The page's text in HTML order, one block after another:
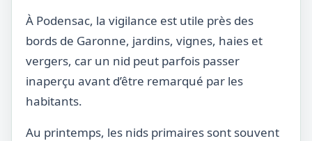
À Podensac, la vigilance est utile près des
bords de Garonne, jardins, vignes, haies et
vergers, car un nid peut parfois passer
inaperçu avant d’être remarqué par les
habitants.
Au printemps, les nids primaires sont souvent